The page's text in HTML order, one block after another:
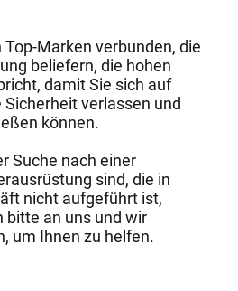
Marken verbunden, die
beliefern, die hohen
damit Sie sich auf
Sicherheit verlassen und
können.
Suche nach einer
sind, die in
nicht aufgeführt ist,
bitte an uns und wir
um Ihnen zu helfen.